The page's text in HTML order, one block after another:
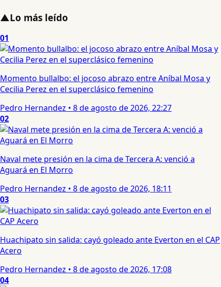
▲Lo más leído
01
Momento bullalbo: el jocoso abrazo entre Aníbal Mosa y
Cecilia Perez en el superclásico femenino
Pedro Hernandez • 8 de agosto de 2026, 22:27
02
Naval mete presión en la cima de Tercera A: venció a
Aguará en El Morro
Pedro Hernandez • 8 de agosto de 2026, 18:11
03
Huachipato sin salida: cayó goleado ante Everton en el CAP
Acero
Pedro Hernandez • 8 de agosto de 2026, 17:08
04